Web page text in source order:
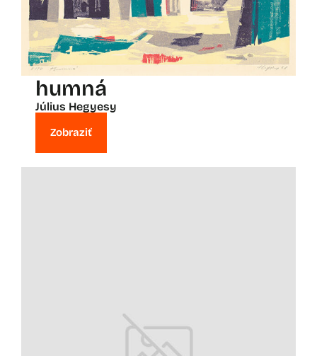
humná
Július Hegyesy
Zobraziť